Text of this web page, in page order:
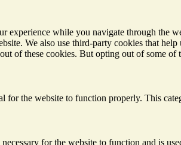
experience while you navigate through the
We also use third-party cookies that
of these cookies. But opting out of some
for the website to function properly. This
for the website to function and is